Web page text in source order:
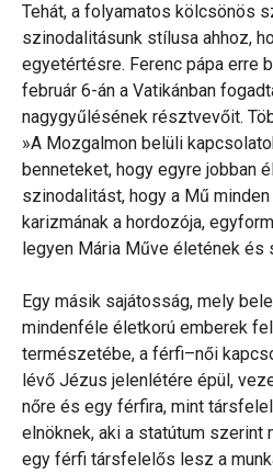
Tehát, a folyamatos kölcsönös
szinodalitásunk stílusa ahhoz,
egyetértésre. Ferenc pápa erre
február 6-án a Vatikánban
nagygyűlésének résztvevőit.
»A Mozgalmon belüli
benneteket, hogy egyre jobban
szinodalitást, hogy a Mű minden
karizmának a hordozója,
legyen Mária Műve életének és
Egy másik sajátosság, mely
mindenféle életkorú emberek
természetébe, a férfi–női
lévő Jézus jelenlétére épül,
nőre és egy férfira, mint
elnöknek, aki a statútum szerint
egy férfi társfelelős lesz a